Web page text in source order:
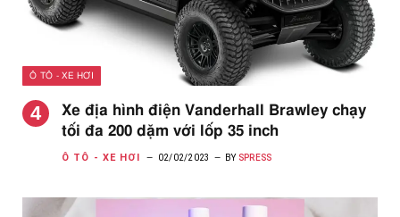
Ô TÔ - XE HƠI
Xe địa hình điện Vanderhall Brawley chạy
tối đa 200 dặm với lốp 35 inch
Ô TÔ - XE HƠI 02/02/2023 BY SPRESS